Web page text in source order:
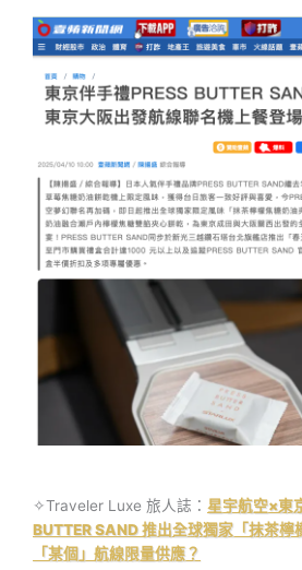
✧Traveler Luxe 旅人誌： 星宇航空×東
BUTTER SAND 推出全球獨家「抹茶檸
「某個」航線限量供應？